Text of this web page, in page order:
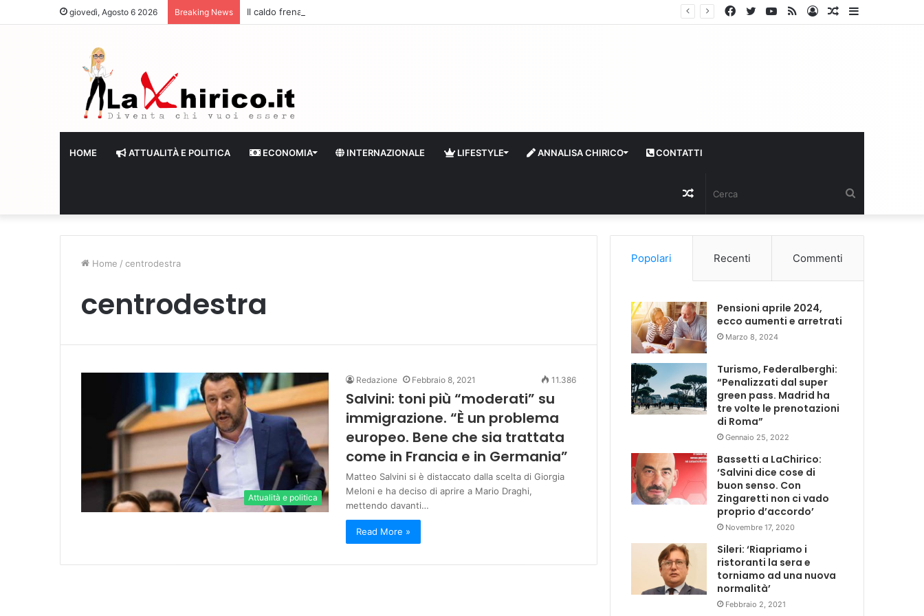
giovedì, Agosto 6 2026 Breaking News Il caldo frena il turismo a Firenze: una prima ripresa solo a settembre
Articolo
Log
RSS
YouTube
Twitter
Facebook
HOME ATTUALITÀ E POLITICA ECONOMIA INTERNAZIONALE LIFESTYLE ANNALISA CHIRICO CONTATTI
Articolo
casuale
Home / centrodestra
centrodestra
Attualità e politica
Redazione Febbraio 8, 2021 11.386
Salvini: toni più “moderati” su
immigrazione. “È un problema
europeo. Bene che sia trattata
come in Francia e in Germania”
Matteo Salvini si è distaccato dalla scelta di Giorgia
Meloni e ha deciso di aprire a Mario Draghi,
mettendo davanti…
Read More »
Popolari Recenti Commenti
Pensioni aprile 2024,
ecco aumenti e arretrati
Marzo 8, 2024
Turismo, Federalberghi:
“Penalizzati dal super
green pass. Madrid ha
tre volte le prenotazioni
di Roma”
Gennaio 25, 2022
Bassetti a LaChirico:
‘Salvini dice cose di
buon senso. Con
Zingaretti non ci vado
proprio d’accordo’
Novembre 17, 2020
Sileri: ‘Riapriamo i
ristoranti la sera e
torniamo ad una nuova
normalità’
Febbraio 2, 2021